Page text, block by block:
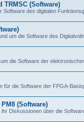
TRMSC (Software)
Software des digitalen
um die Software des
die Software der
für die Software der FPGA-
PM8 (Software)
ihr Diskussionen über die